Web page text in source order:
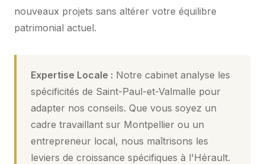
nouveaux projets sans altérer votre équilibre
patrimonial actuel.
Expertise Locale : Notre cabinet analyse les
spécificités de Saint-Paul-et-Valmalle pour
adapter nos conseils. Que vous soyez un
cadre travaillant sur Montpellier ou un
entrepreneur local, nous maîtrisons les
leviers de croissance spécifiques à l'Hérault.